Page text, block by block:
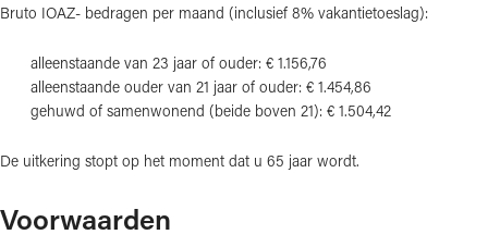
Bruto IOAZ- bedragen per maand (inclusief 8% vakantietoeslag):
alleenstaande van 23 jaar of ouder: € 1.156,76
alleenstaande ouder van 21 jaar of ouder: € 1.454,86
gehuwd of samenwonend (beide boven 21): € 1.504,42
De uitkering stopt op het moment dat u 65 jaar wordt.
Voorwaarden